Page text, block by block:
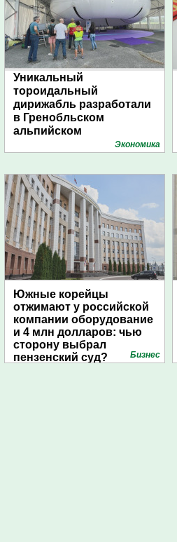
Уникальный
тороидальный
дирижабль разработали
в Гренобльском
альпийском
Экономика
Южные корейцы
отжимают у российской
компании оборудование
и 4 млн долларов: чью
сторону выбрал
пензенский суд?
Бизнес